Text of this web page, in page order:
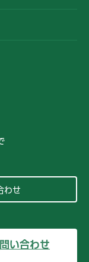
わせ
い合わせ